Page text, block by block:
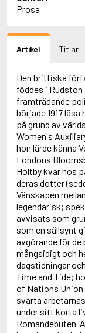
Aciman, André
Acker, Kathy
Ackroyd, Peter
Adams, Douglas
Adams, Herbert
Adams, Jane
Adams, Richard
Adbåge, Emma
Adbåge, Lisen
Adelborg, Ottilia
Adichie,
Adiga, Aravind
Adler-Olsen,
Adlerbeth,
Adnan, Etel
Adolfsson, Eva
Adolfsson, Evert
Adolfsson,
Adolfsson,
Adolfsson, Maria
Adolphsen, Peter
Prosa
Artikel Titlar
Den brittiska
föddes i Rudston
framträdande
började 1917
på grund av
Women's
hon lärde känna
Londons
Holtby kvar hos
deras dotter
Vänskapen
legendarisk;
avvisats som
som en sällsynt
avgörande för
mångsidigt och
dagstidningar
Time and Tide;
of Nations Union
svarta
under sitt korta
Romandebuten